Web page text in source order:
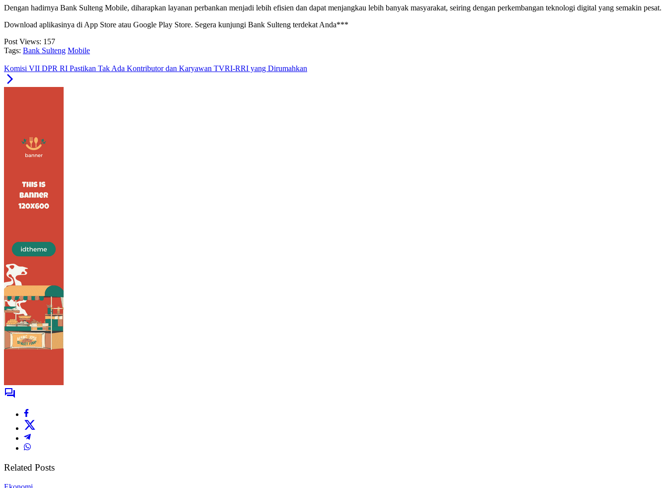
Dengan hadirnya Bank Sulteng Mobile, diharapkan layanan perbankan menjadi lebih efisien dan dapat menjangkau lebih banyak masyarakat, seiring dengan perkembangan teknologi digital yang semakin pesat.
Download aplikasinya di App Store atau Google Play Store. Segera kunjungi Bank Sulteng terdekat Anda***
Post Views: 157
Tags: Bank Sulteng Mobile
Komisi VII DPR RI Pastikan Tak Ada Kontributor dan Karyawan TVRI-RRI yang Dirumahkan
Related Posts